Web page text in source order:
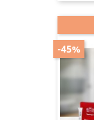
-45%